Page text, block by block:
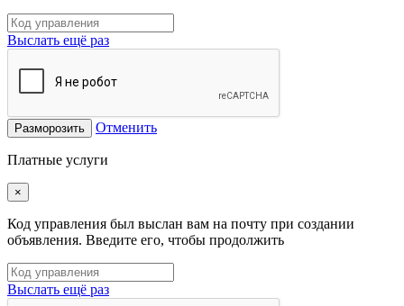
Выслать ещё раз
Разморозить Отменить
Платные услуги
×
Код управления был выслан вам на почту при создании
объявления. Введите его, чтобы продолжить
Выслать ещё раз